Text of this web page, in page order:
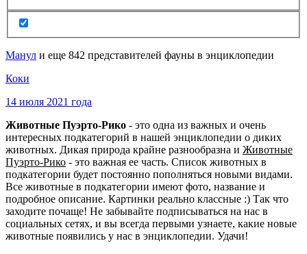
Манул и еще 842 представителей фауны в энциклопедии
Коки
14 июля 2021 года
Животные Пуэрто-Рико - это одна из важных и очень
интересных подкатегорий в нашей энциклопедии о диких
животных. Дикая природа крайне разнообразна и Животные
Пуэрто-Рико - это важная ее часть. Список животных в
подкатегории будет постоянно пополняться новыми видами.
Все животные в подкатегории имеют фото, название и
подробное описание. Картинки реально классные :) Так что
заходите почаще! Не забывайте подписываться на нас в
социальных сетях, и вы всегда первыми узнаете, какие новые
животные появились у нас в энциклопедии. Удачи!